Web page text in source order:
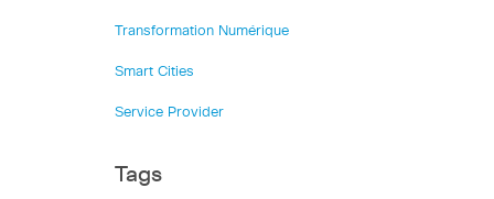
Transformation Numérique
Smart Cities
Service Provider
Tags